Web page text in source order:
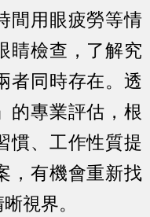
間用眼疲勞等情
睛檢查，了解究
者同時存在。透
的專業評估，根
慣、工作性質提
，有機會重新找
視界。